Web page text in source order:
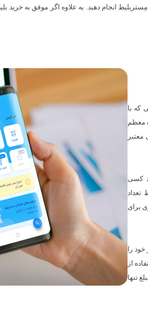
انجام دهید. به ‌علاوه اگر موفق به خرید
که با
معظم
کسی
تعداد
برای
را
از
تنها